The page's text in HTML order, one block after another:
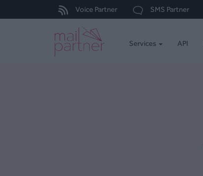
Voice Partner SMS Partner
Services API